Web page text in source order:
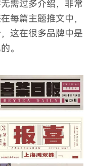
需过多介绍，非常
每篇主题推文中，
这在很多品牌中是
。